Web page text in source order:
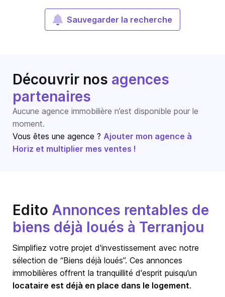
Sauvegarder la recherche
Découvrir nos agences
partenaires
Aucune agence immobilière n’est disponible pour le
moment.
Vous êtes une agence ? Ajouter mon agence à
Horiz et multiplier mes ventes !
Edito Annonces rentables de
biens déjà loués à Terranjou
Simplifiez votre projet d'investissement avec notre
sélection de “Biens déjà loués”. Ces annonces
immobilières offrent la tranquillité d'esprit puisqu’un
locataire est déjà en place dans le logement.